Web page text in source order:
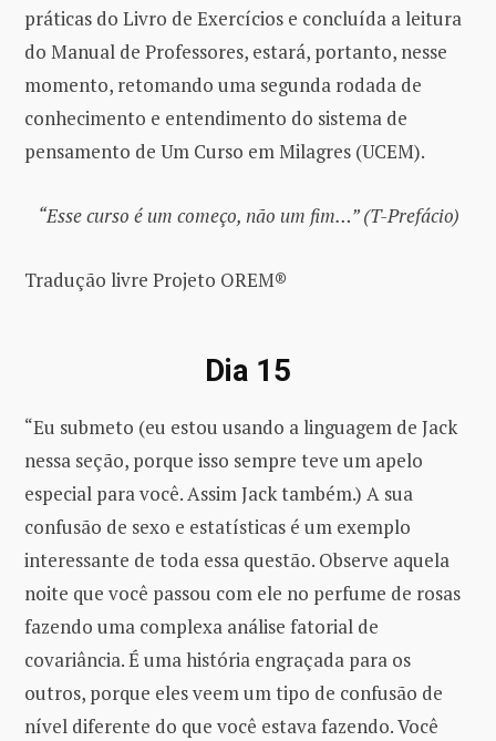
práticas do Livro de Exercícios e concluída a leitura
do Manual de Professores, estará, portanto, nesse
momento, retomando uma segunda rodada de
conhecimento e entendimento do sistema de
pensamento de Um Curso em Milagres (UCEM).
“Esse curso é um começo, não um fim…” (T-Prefácio)
Tradução livre Projeto OREM®
Dia 15
“Eu submeto (eu estou usando a linguagem de Jack
nessa seção, porque isso sempre teve um apelo
especial para você. Assim Jack também.) A sua
confusão de sexo e estatísticas é um exemplo
interessante de toda essa questão. Observe aquela
noite que você passou com ele no perfume de rosas
fazendo uma complexa análise fatorial de
covariância. É uma história engraçada para os
outros, porque eles veem um tipo de confusão de
nível diferente do que você estava fazendo. Você